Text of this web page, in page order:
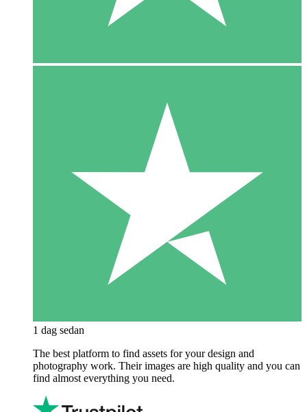
1 dag sedan
The best platform to find assets for your design and
photography work. Their images are high quality and you can
find almost everything you need.